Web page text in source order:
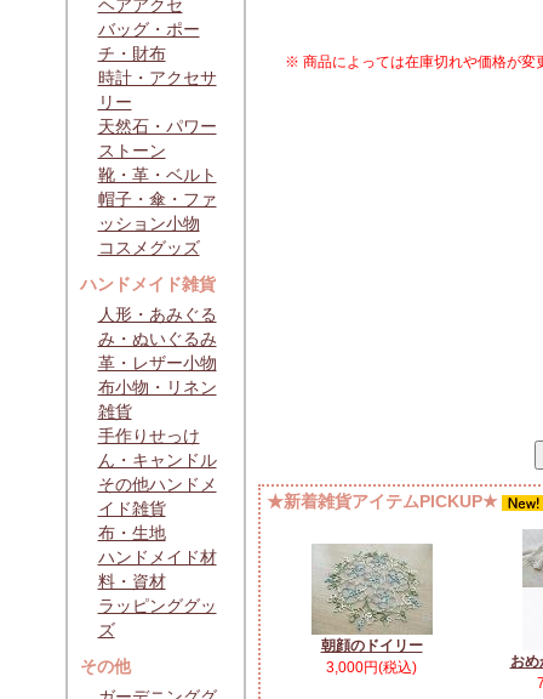
ヘアアクセ
バッグ・ポー
チ・財布
時計・アクセサ
リー
天然石・パワー
ストーン
靴・革・ベルト
帽子・傘・ファ
ッション小物
コスメグッズ
ハンドメイド雑貨
人形・あみぐる
み・ぬいぐるみ
革・レザー小物
布小物・リネン
雑貨
手作りせっけ
ん・キャンドル
その他ハンドメ
イド雑貨
布・生地
ハンドメイド材
料・資材
ラッピンググッ
ズ
その他
※ 商品によっては在庫切れや価格が変
★新着雑貨アイテムPICKUP★
朝顔のドイリー
3,000円(税込)
お